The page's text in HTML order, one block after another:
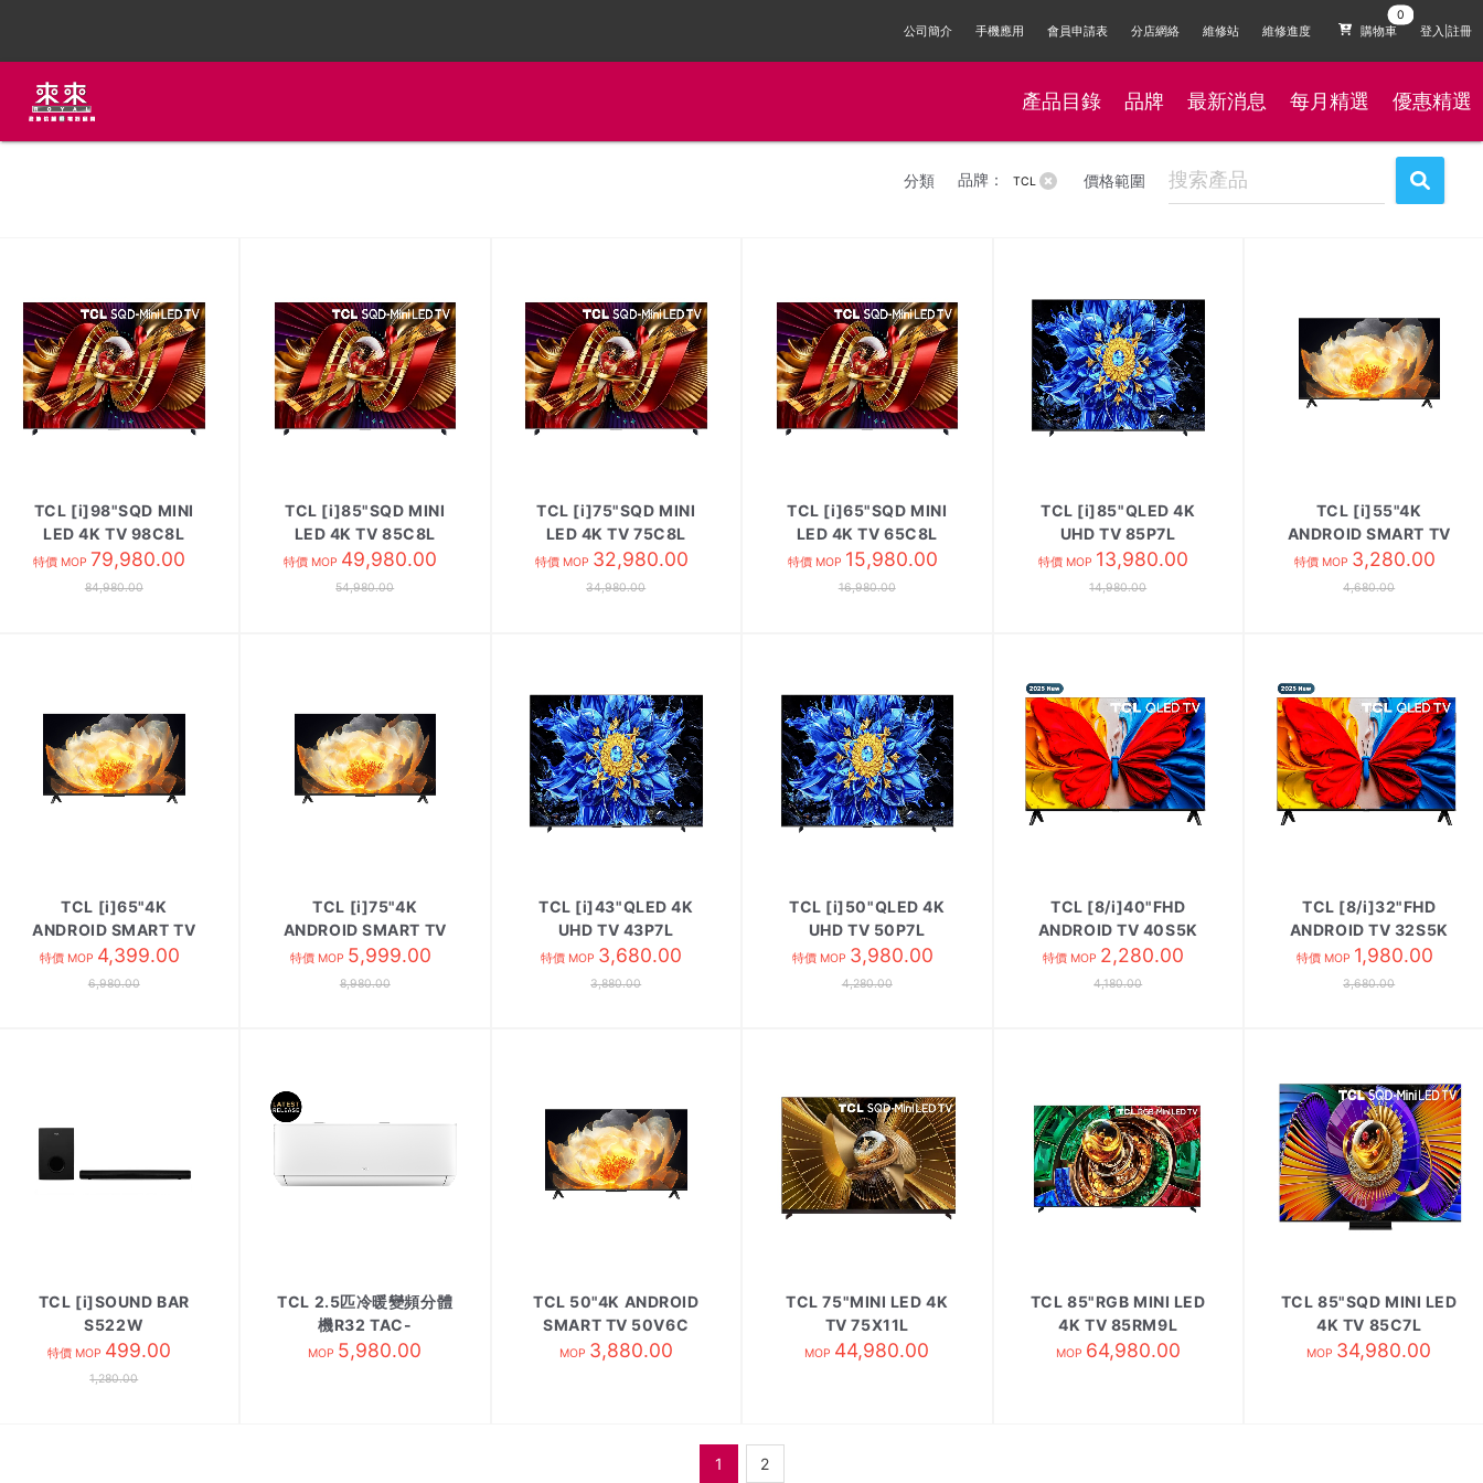
公司簡介 手機應用 會員申請表 分店網絡 維修站 維修進度 購物車 登入|註冊
產品目錄 品牌 最新消息 每月精選 優惠精選
分類 品牌： TCL 價格範圍
TCL [i]98"SQD MINI
LED 4K TV 98C8L
特價 MOP 79,980.00
84,980.00
TCL [i]85"SQD MINI
LED 4K TV 85C8L
特價 MOP 49,980.00
54,980.00
TCL [i]75"SQD MINI
LED 4K TV 75C8L
特價 MOP 32,980.00
34,980.00
TCL [i]65"SQD MINI
LED 4K TV 65C8L
特價 MOP 15,980.00
16,980.00
TCL [i]85"QLED 4K
UHD TV 85P7L
特價 MOP 13,980.00
14,980.00
TCL [i]55"4K
ANDROID SMART TV
55V6C
特價 MOP 3,280.00
4,680.00
TCL [i]65"4K
ANDROID SMART TV
65V6C
特價 MOP 4,399.00
6,980.00
TCL [i]75"4K
ANDROID SMART TV
75V6C
特價 MOP 5,999.00
8,980.00
TCL [i]43"QLED 4K
UHD TV 43P7L
特價 MOP 3,680.00
3,880.00
TCL [i]50"QLED 4K
UHD TV 50P7L
特價 MOP 3,980.00
4,280.00
TCL [8/i]40"FHD
ANDROID TV 40S5K
特價 MOP 2,280.00
4,180.00
TCL [8/i]32"FHD
ANDROID TV 32S5K
特價 MOP 1,980.00
3,680.00
TCL [i]SOUND BAR
S522W
特價 MOP 499.00
1,280.00
TCL 2.5匹冷暖變頻分體
機R32 TAC-
24CHSD/TPG31內
MOP 5,980.00
TCL 50"4K ANDROID
SMART TV 50V6C
MOP 3,880.00
TCL 75"MINI LED 4K
TV 75X11L
MOP 44,980.00
TCL 85"RGB MINI LED
4K TV 85RM9L
MOP 64,980.00
TCL 85"SQD MINI LED
4K TV 85C7L
MOP 34,980.00
1 2